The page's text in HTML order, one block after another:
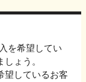
を希望してい
ょう。
望しているお客